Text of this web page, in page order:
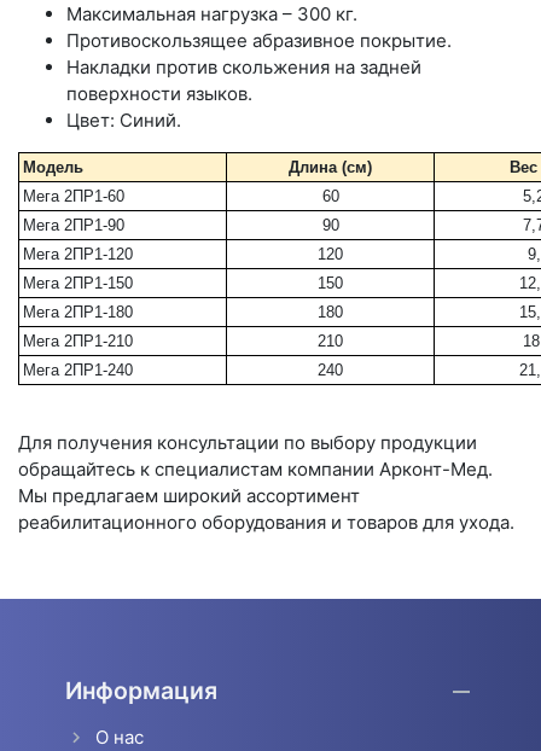
Максимальная нагрузка – 300 кг.
Противоскользящее абразивное покрытие.
Накладки против скольжения на задней
поверхности языков.
Цвет: Синий.
Модель Длина (см)
Вес
Мега 2ПР1-60
60
Мега 2ПР1-90
90
Мега 2ПР1-120
120
Мега 2ПР1-150
150
Мега 2ПР1-180
180
Мега 2ПР1-210
210
Мега 2ПР1-240
240
Для получения консультации по выбору продукции
обращайтесь к специалистам компании Арконт-Мед.
Мы предлагаем широкий ассортимент
реабилитационного оборудования и товаров для ухода.
Информация
О нас